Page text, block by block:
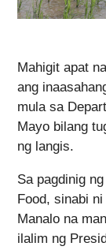
Mahigit apat
ang
mula sa
Mayo bilang
ng langis.
Sa pagdinig
Food, sinabi
Manalo na
ilalim ng